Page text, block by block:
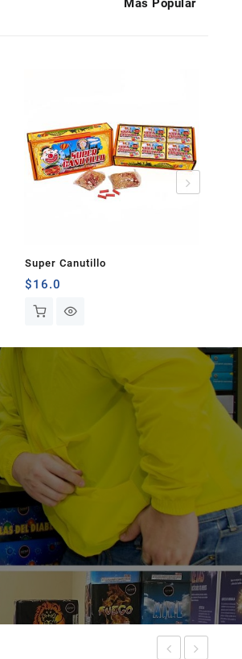
Más Popular
Super Canutillo
$16.0